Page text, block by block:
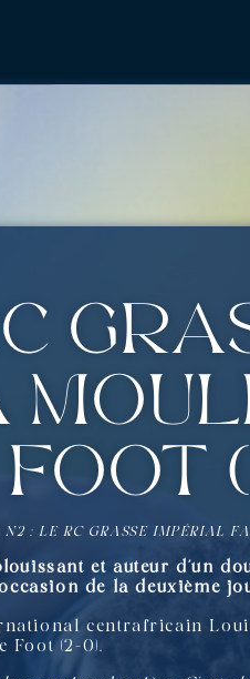
Foot
N2 : LE RC GRASSE IMPÉRIAL
et auteur d’un
de la deuxième
centrafricain
Foot (2-0).